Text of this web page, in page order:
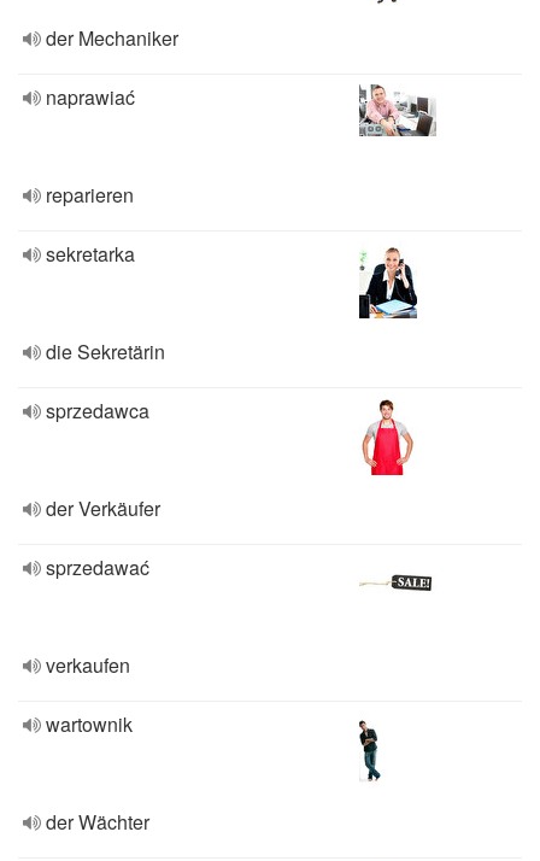
der Mechaniker
naprawiać
reparieren
sekretarka
die Sekretärin
sprzedawca
der Verkäufer
sprzedawać
verkaufen
wartownik
der Wächter